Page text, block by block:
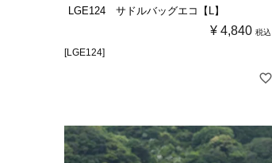
LGE124 サドルバッグエコ【L】
¥ 4,840 税込
[LGE124]